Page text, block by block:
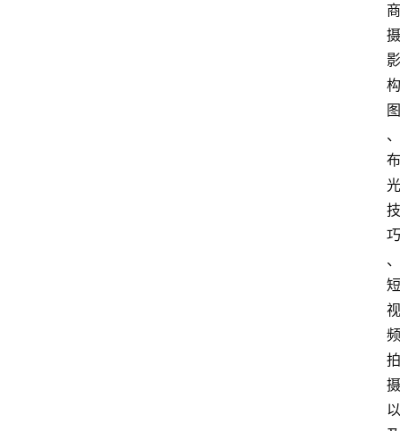
商
摄
影
构
图
、
布
光
技
巧
、
短
视
频
拍
摄
以